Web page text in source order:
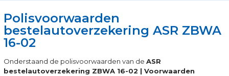
Polisvoorwaarden
bestelautoverzekering ASR ZBWA
16-02
Onderstaand de polisvoorwaarden van de ASR
bestelautoverzekering ZBWA 16-02 | Voorwaarden